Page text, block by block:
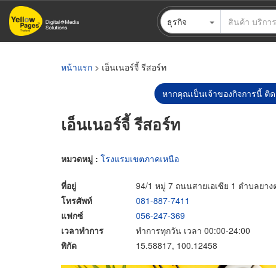
ข้าม
ไป
ธุรกิจ
หน้าแรก > เอ็นเนอร์จี้ รีสอร์ท
หากคุณเป็นเจ้าของกิจการนี้ ติ
เอ็นเนอร์จี้ รีสอร์ท
หมวดหมู่ : โรงแรมเขตภาคเหนือ
ที่อยู่
94/1 หมู่ 7 ถนนสายเอเซีย 1 ตำบลยา
โทรศัพท์
081-887-7411
แฟกซ์
056-247-369
เวลาทำการ
ทำการทุกวัน เวลา 00:00-24:00
พิกัด
15.58817, 100.12458